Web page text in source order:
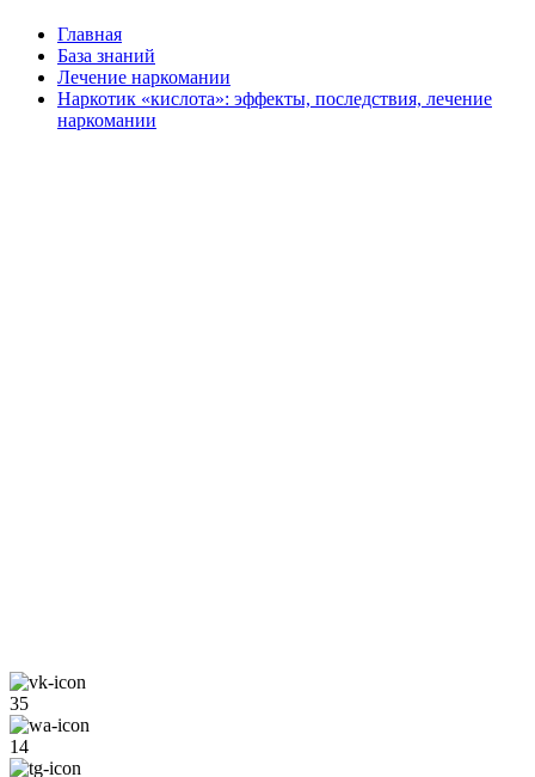
Главная
База знаний
Лечение наркомании
Наркотик «кислота»: эффекты, последствия, лечение
наркомании
35
14